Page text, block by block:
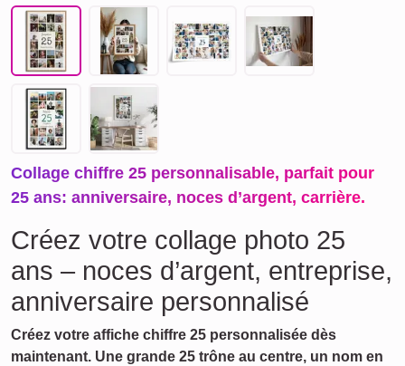
Collage chiffre 25 personnalisable, parfait pour
25 ans: anniversaire, noces d’argent, carrière.
Créez votre collage photo 25
ans – noces d’argent, entreprise,
anniversaire personnalisé
Créez votre affiche chiffre 25 personnalisée dès
maintenant. Une grande 25 trône au centre, un nom en